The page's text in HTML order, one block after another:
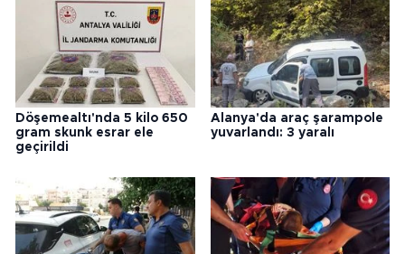
Döşemealtı'nda 5 kilo 650
gram skunk esrar ele
geçirildi
Alanya'da araç şarampole
yuvarlandı: 3 yaralı